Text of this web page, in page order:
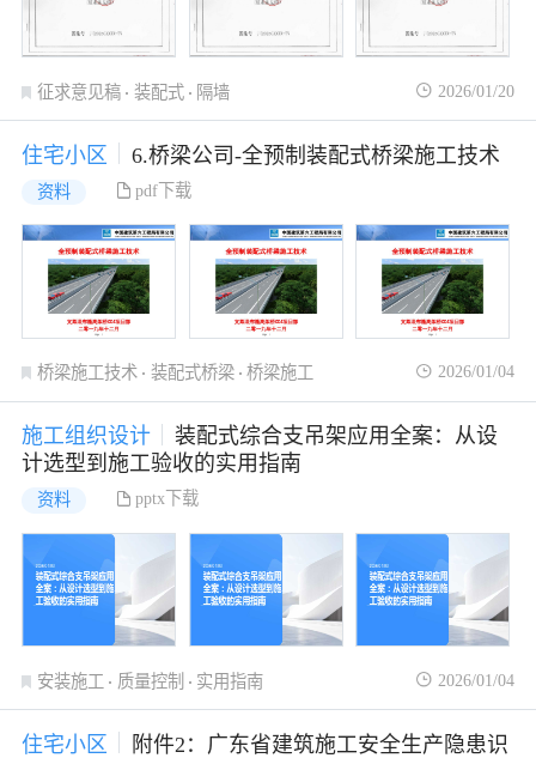
征求意见稿 装配式 隔墙 2026/01/20
住宅小区 6.桥梁公司-全预制装配式桥梁施工技术
资料 pdf下载
桥梁施工技术 装配式桥梁 桥梁施工 2026/01/04
施工组织设计
装配式综合支吊架应用全案：从设
计选型到施工验收的实用指南
资料 pptx下载
安装施工 质量控制 实用指南 2026/01/04
住宅小区
附件2：广东省建筑施工安全生产隐患识